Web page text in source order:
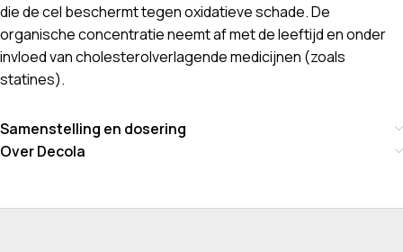
die de cel beschermt tegen oxidatieve schade. De
organische concentratie neemt af met de leeftijd en onder
invloed van cholesterolverlagende medicijnen (zoals
statines).
Samenstelling en dosering
Over Decola